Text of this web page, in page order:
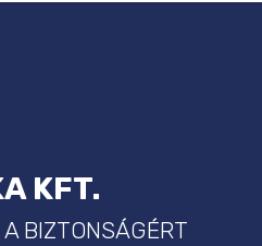
KFT.
BIZTONSÁGÉRT